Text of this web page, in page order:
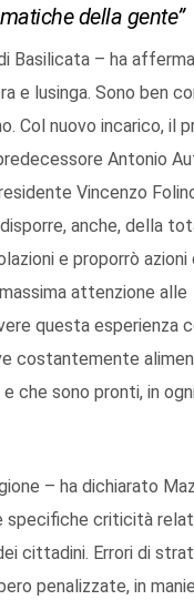
della gente”
Basilicata – ha
e lusinga. Sono ben
Col nuovo incarico, il
Antonio
Vincenzo
anche, della
e proporrò
attenzione alle
questa esperienza
costantemente
che sono pronti, in
– ha dichiarato
specifiche criticità
cittadini. Errori di
penalizzate, in